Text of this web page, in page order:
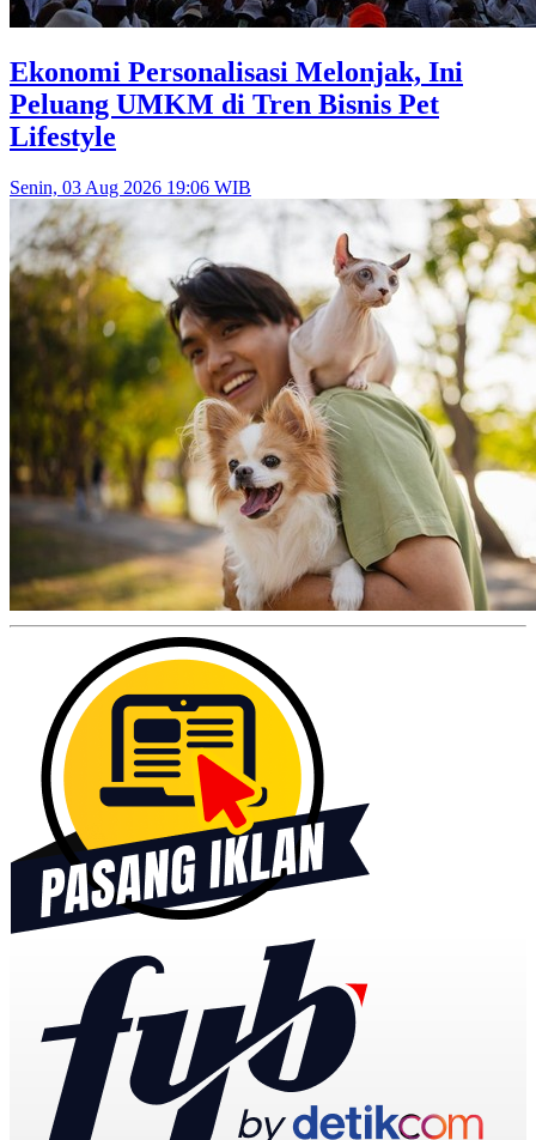
Ekonomi Personalisasi Melonjak, Ini
Peluang UMKM di Tren Bisnis Pet
Lifestyle
Senin, 03 Aug 2026 19:06 WIB